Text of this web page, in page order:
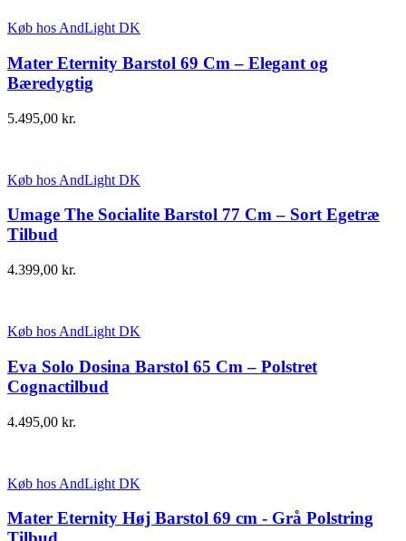
Køb hos AndLight DK
Mater Eternity Barstol 69 Cm – Elegant og
Bæredygtig
5.495,00 kr.
Køb hos AndLight DK
Umage The Socialite Barstol 77 Cm – Sort Egetræ
Tilbud
4.399,00 kr.
Køb hos AndLight DK
Eva Solo Dosina Barstol 65 Cm – Polstret
Cognactilbud
4.495,00 kr.
Køb hos AndLight DK
Mater Eternity Høj Barstol 69 cm - Grå Polstring